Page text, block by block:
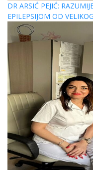
DR ARSIĆ PEJIĆ:
EPILEPSIJOM OD